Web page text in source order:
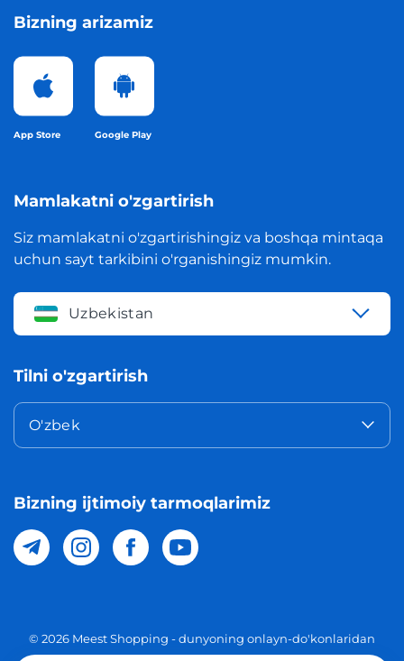
Bizning arizamiz
App Store Google Play
Mamlakatni o'zgartirish
Siz mamlakatni o'zgartirishingiz va boshqa mintaqa
uchun sayt tarkibini o'rganishingiz mumkin.
Uzbekistan
Tilni o'zgartirish
O'zbek
Bizning ijtimoiy tarmoqlarimiz
© 2026 Meest Shopping - dunyoning onlayn-do'konlaridan